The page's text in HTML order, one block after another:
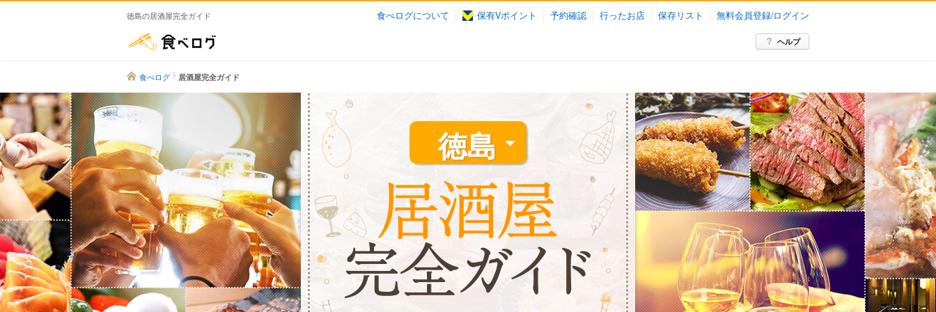
徳島の居酒屋完全ガイド 食べログについて 保有Vポイント 予約確認 行ったお店 保存リスト 無料会員登録/ログイン
ヘルプ
食べログ 居酒屋完全ガイド
徳島